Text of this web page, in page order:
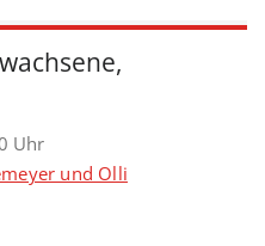
Uhr
und Olli